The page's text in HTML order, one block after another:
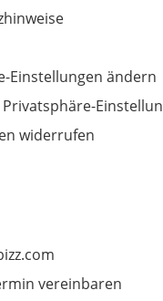
Einstellungen ändern
widerrufen
vereinbaren